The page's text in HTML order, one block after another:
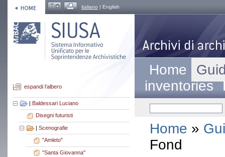
italiano | English
espandi l'albero
| Baldessari Luciano
Disegni futuristi
| Scenografie
"Amleto"
"Santa Giovanna"
Home
inventories
Home »
Fond